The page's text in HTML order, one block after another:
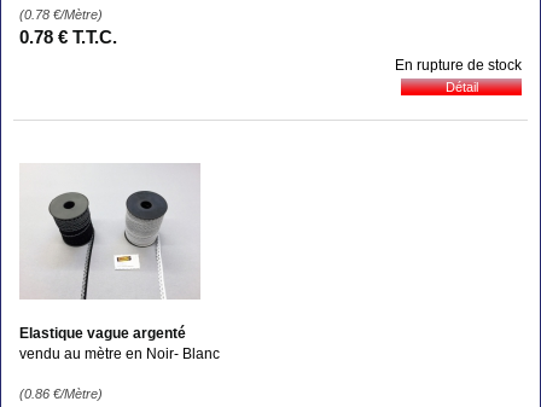
(0.78 €/Mètre)
0.78 € T.T.C.
En rupture de stock
Elastique vague argenté
vendu au mètre en Noir- Blanc
(0.86 €/Mètre)